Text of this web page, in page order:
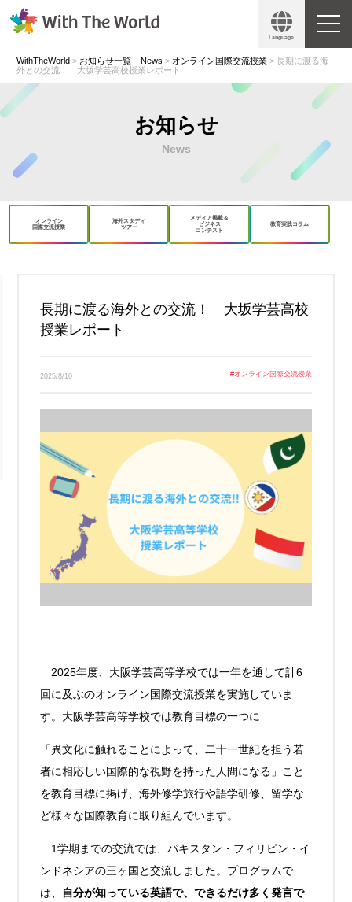
Language
WithTheWorld > お知らせ一覧 – News > オンライン国際交流授業 > 長期に渡る海
外との交流！ 大坂学芸高校授業レポート
お知らせ
News
オンライン
国際交流授業
海外スタディ
ツアー
メディア掲載＆
ビジネス
コンテスト
教育実践コラム
長期に渡る海外との交流！ 大坂学芸高校
授業レポート
2025/8/10 #オンライン国際交流授業
2025年度、大阪学芸高等学校では一年を通して計6
回に及ぶのオンライン国際交流授業を実施していま
す。大阪学芸高等学校では教育目標の一つに
「異文化に触れることによって、二十一世紀を担う若
者に相応しい国際的な視野を持った人間になる」こと
を教育目標に掲げ、海外修学旅行や語学研修、留学な
ど様々な国際教育に取り組んでいます。
1学期までの交流では、パキスタン・フィリピン・イ
ンドネシアの三ヶ国と交流しました。プログラムで
は、
自分が知っている英語で、できるだけ多く発言で